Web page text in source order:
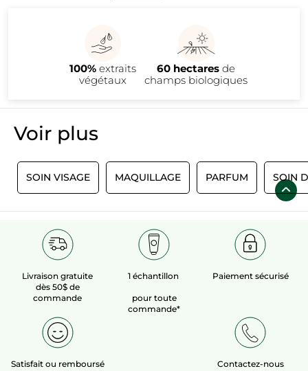
100% extraits
végétaux
60 hectaresde
champs biologiques
Voir plus​
SOIN VISAGE MAQUILLAGE PARFUM SOIN
Livraison gratuite
dès 50$ de
commande
1 échantillon
pour toute
commande*
Paiement sécurisé
Satisfait ou remboursé Contactez-nous